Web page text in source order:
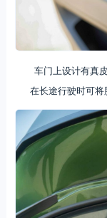
车门上设计有真
在长途行驶时可将